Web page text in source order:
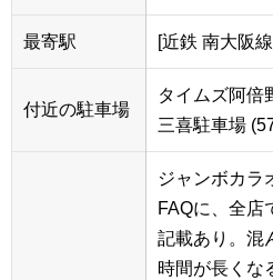
最寄駅 [近鉄 南大阪
付近の駐車場
タイムズ阿倍
三喜駐車場
ジャンボカラ
FAQに、全店
記載あり。混
時間が長くな